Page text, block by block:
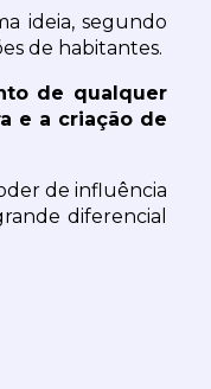
ideia, segundo
de habitantes.
de qualquer
e a criação de
de influência
diferencial